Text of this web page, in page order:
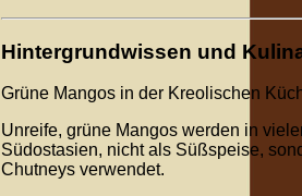
Hintergrundwissen und
Grüne Mangos in der Kreolischen
Unreife, grüne Mangos werden in
Südostasien, nicht als Süßspeise,
Chutneys verwendet.